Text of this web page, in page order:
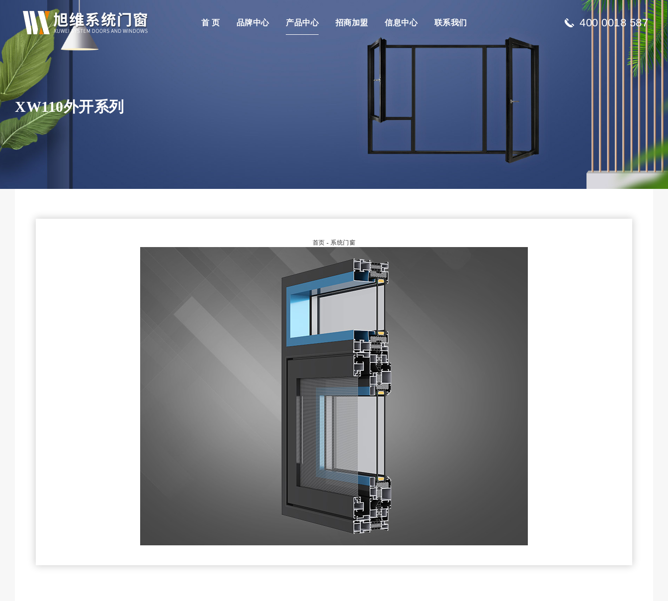
首 页 品牌中心 产品中心 招商加盟 信息中心 联系我们 400 0018 587
XW110外开系列
首页 - 系统门窗